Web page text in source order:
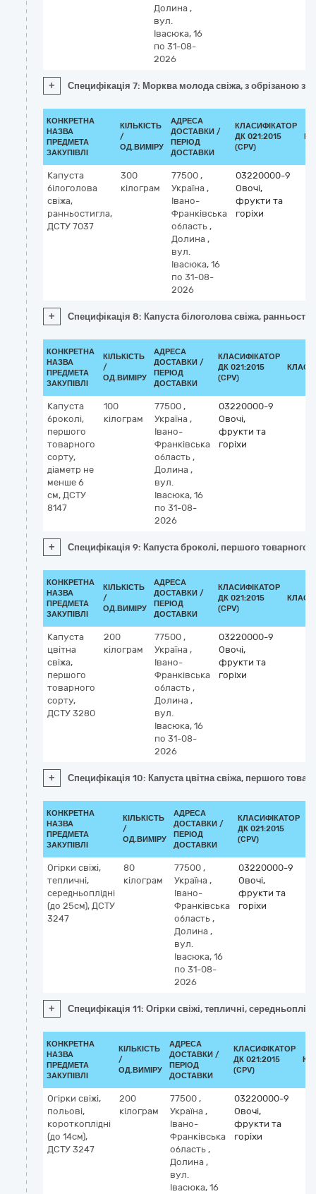
Долина ,
вул.
Івасюка, 16
по 31-08-
2026
+ Специфікація 7: Морква молода свіжа, з обрізаною
КОНКРЕТНА
НАЗВА
ПРЕДМЕТА
ЗАКУПІВЛІ
КІЛЬКІСТЬ
/
ОД.ВИМІРУ
АДРЕСА
ДОСТАВКИ /
ПЕРІОД
ДОСТАВКИ
КЛАСИФІКАТОР
ДК 021:2015
(CPV)
Капуста
білоголова
свіжа,
ранньостигла,
ДСТУ 7037
300
кілограм
77500 ,
Україна ,
Івано-
Франківська
область ,
Долина ,
вул.
Івасюка, 16
по 31-08-
2026
03220000-9
Овочі,
фрукти та
горіхи
+ Специфікація 8: Капуста білоголова свіжа,
КОНКРЕТНА
НАЗВА
ПРЕДМЕТА
ЗАКУПІВЛІ
КІЛЬКІСТЬ
/
ОД.ВИМІРУ
АДРЕСА
ДОСТАВКИ /
ПЕРІОД
ДОСТАВКИ
КЛАСИФІКАТОР
ДК 021:2015
(CPV)
Капуста
броколі,
першого
товарного
сорту,
діаметр не
менше 6
см, ДСТУ
8147
100
кілограм
77500 ,
Україна ,
Івано-
Франківська
область ,
Долина ,
вул.
Івасюка, 16
по 31-08-
2026
03220000-9
Овочі,
фрукти та
горіхи
+ Специфікація 9: Капуста броколі, першого
КОНКРЕТНА
НАЗВА
ПРЕДМЕТА
ЗАКУПІВЛІ
КІЛЬКІСТЬ
/
ОД.ВИМІРУ
АДРЕСА
ДОСТАВКИ /
ПЕРІОД
ДОСТАВКИ
КЛАСИФІКАТОР
ДК 021:2015
(CPV)
Капуста
цвітна
свіжа,
першого
товарного
сорту,
ДСТУ 3280
200
кілограм
77500 ,
Україна ,
Івано-
Франківська
область ,
Долина ,
вул.
Івасюка, 16
по 31-08-
2026
03220000-9
Овочі,
фрукти та
горіхи
+ Специфікація 10: Капуста цвітна свіжа, першого
КОНКРЕТНА
НАЗВА
ПРЕДМЕТА
ЗАКУПІВЛІ
КІЛЬКІСТЬ
/
ОД.ВИМІРУ
АДРЕСА
ДОСТАВКИ /
ПЕРІОД
ДОСТАВКИ
КЛАСИФІКАТОР
ДК 021:2015
(CPV)
Огірки свіжі,
тепличні,
середньоплідні
(до 25см), ДСТУ
3247
80
кілограм
77500 ,
Україна ,
Івано-
Франківська
область ,
Долина ,
вул.
Івасюка, 16
по 31-08-
2026
03220000-9
Овочі,
фрукти та
горіхи
+ Специфікація 11: Огірки свіжі, тепличні,
КОНКРЕТНА
НАЗВА
ПРЕДМЕТА
ЗАКУПІВЛІ
КІЛЬКІСТЬ
/
ОД.ВИМІРУ
АДРЕСА
ДОСТАВКИ /
ПЕРІОД
ДОСТАВКИ
КЛАСИФІКАТОР
ДК 021:2015
(CPV)
Огірки свіжі,
польові,
короткоплідні
(до 14см),
ДСТУ 3247
200
кілограм
77500 ,
Україна ,
Івано-
Франківська
область ,
Долина ,
вул.
Івасюка, 16
03220000-9
Овочі,
фрукти та
горіхи